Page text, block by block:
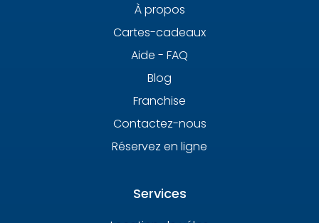
À propos
Cartes-cadeaux
Aide - FAQ
Blog
Franchise
Contactez-nous
Réservez en ligne
Services